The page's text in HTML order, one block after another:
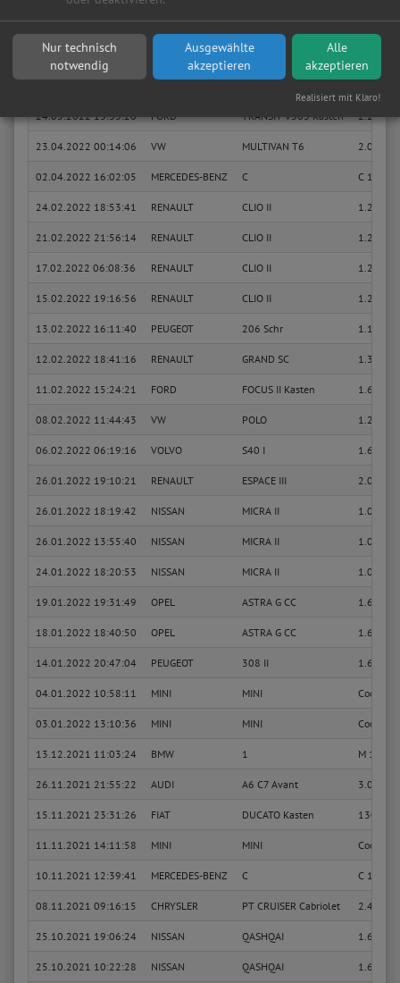
01.07.2022 20:17:30 MINI MINI Cooper
Sie suchen in Hürth eine günstige Werkstatt?Anfrage jetzt stellen
24.05.2022 13:33:26 FORD TRANSIT V363 Kasten 2.2 TDCi
23.04.2022 00:14:06 VW MULTIVAN T6 2.0 TDI
02.04.2022 16:02:05 MERCEDES-BENZ C C 180
24.02.2022 18:53:41 RENAULT CLIO II 1.2
21.02.2022 21:56:14 RENAULT CLIO II 1.2
17.02.2022 06:08:36 RENAULT CLIO II 1.2
15.02.2022 19:16:56 RENAULT CLIO II 1.2
13.02.2022 16:11:40 PEUGEOT 206 Schr 1.1 i
12.02.2022 18:41:16 RENAULT GRAND SC 1.3 TCe
11.02.2022 15:24:21 FORD FOCUS II Kasten 1.6 TDCi
08.02.2022 11:44:43 VW POLO 1.2 12V
06.02.2022 06:19:16 VOLVO S40 I 1.6
26.01.2022 19:10:21 RENAULT ESPACE III 2.0 16V
26.01.2022 18:19:42 NISSAN MICRA II 1.0 i 16V
26.01.2022 13:55:40 NISSAN MICRA II 1.0 i 16V
24.01.2022 18:20:53 NISSAN MICRA II 1.0 i 16V
19.01.2022 19:31:49 OPEL ASTRA G CC 1.6 LPG
18.01.2022 18:40:50 OPEL ASTRA G CC 1.6 LPG
14.01.2022 20:47:04 PEUGEOT 308 II 1.6
04.01.2022 10:58:11 MINI MINI Cooper
03.01.2022 13:10:36 MINI MINI Cooper
13.12.2021 11:03:24 BMW 1 M 135 i
26.11.2021 21:55:22 AUDI A6 C7 Avant 3.0 TFSI
15.11.2021 23:31:26 FIAT DUCATO Kasten 130
11.11.2021 14:11:58 MINI MINI Cooper
10.11.2021 12:39:41 MERCEDES-BENZ C C 180
08.11.2021 09:16:15 CHRYSLER PT CRUISER Cabriolet 2.4 GT
25.10.2021 19:06:24 NISSAN QASHQAI 1.6 dCi
25.10.2021 10:22:28 NISSAN QASHQAI 1.6 dCi
Nur technisch
notwendig
Ausgewählte
akzeptieren
Alle
akzeptieren
Realisiert mit Klaro!